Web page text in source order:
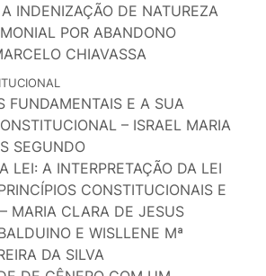
INDENIZAÇÃO DE NATUREZA
POR ABANDONO
CHIAVASSA
FUNDAMENTAIS E A SUA
– ISRAEL MARIA
SEGUNDO
LEI: A INTERPRETAÇÃO DA LEI
CONSTITUCIONAIS E
MARIA CLARA DE JESUS
E WISLLENE Mª
DA SILVA